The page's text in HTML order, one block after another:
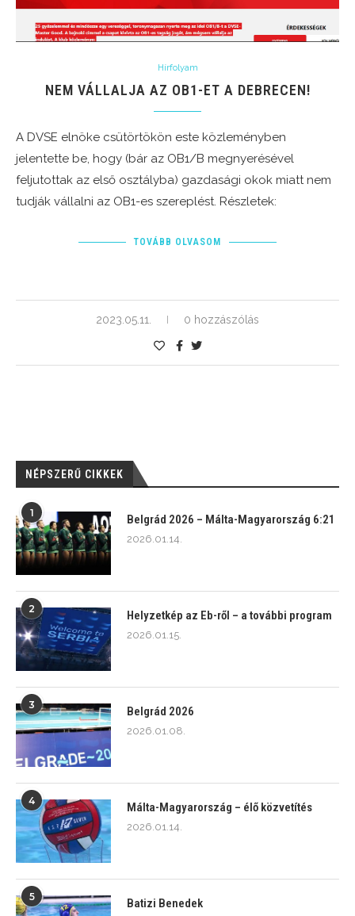
Hírfolyam
NEM VÁLLALJA AZ OB1-ET A DEBRECEN!
A DVSE elnöke csütörtökön este közleményben
jelentette be, hogy (bár az OB1/B megnyerésével
feljutottak az első osztályba) gazdasági okok miatt nem
tudják vállalni az OB1-es szereplést. Részletek:
TOVÁBB OLVASOM
2023.05.11. 0 hozzászólás
NÉPSZERŰ CIKKEK
1
Belgrád 2026 – Málta-Magyarország 6:21
2026.01.14.
2
Helyzetkép az Eb-ről – a további program
2026.01.15.
3
Belgrád 2026
2026.01.08.
4
Málta-Magyarország – élő közvetítés
2026.01.14.
5
Batizi Benedek